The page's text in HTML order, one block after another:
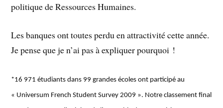
politique de Ressources Humaines.
Les banques ont toutes perdu en attractivité cette année.
Je pense que je n’ai pas à expliquer pourquoi !
*16 971 étudiants dans 99 grandes écoles ont participé au
« Universum French Student Survey 2009 ». Notre classement final